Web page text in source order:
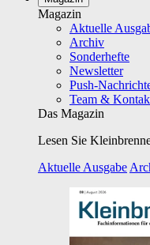
Magazin
Aktuelle
Archiv
Sonderhefte
Newsletter
Push-
Team &
Das Magazin
Lesen Sie
Aktuelle Ausgabe